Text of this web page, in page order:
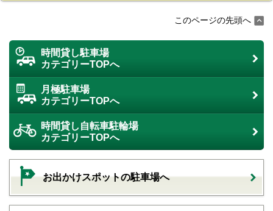
このページの先頭へ
時間貸し駐車場
カテゴリーTOPへ
月極駐車場
カテゴリーTOPへ
時間貸し自転車駐輪場
カテゴリーTOPへ
お出かけスポットの駐車場へ